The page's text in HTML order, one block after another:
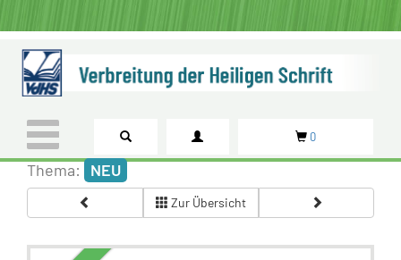
0
Thema: NEU
Zur Übersicht